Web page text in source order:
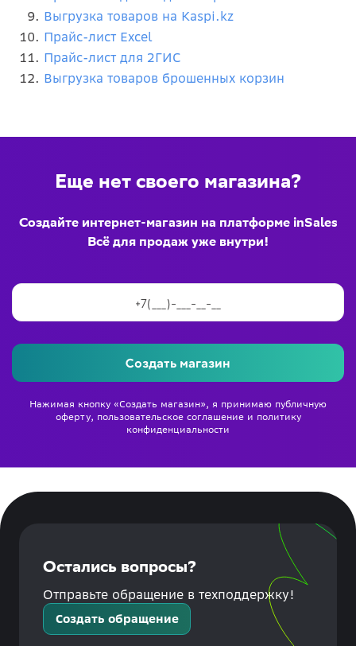
Выгрузка товаров на Kaspi.kz
Прайс-лист Excel
Прайс-лист для 2ГИС
Выгрузка товаров брошенных корзин
Еще нет своего магазина?
Создайте интернет-магазин на платформе inSales
Всё для продаж уже внутри!
Создать магазин
Нажимая кнопку «Создать магазин», я принимаю публичную
оферту, пользовательское соглашениеи политику
конфиденциальности
Остались вопросы?
Отправьте обращение в техподдержку!
Создать обращение